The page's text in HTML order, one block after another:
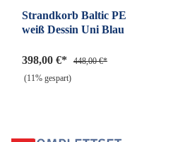
Strandkorb Baltic PE
weiß Dessin Uni Blau
398,00 €*
448,00 €*
(11% gespart)